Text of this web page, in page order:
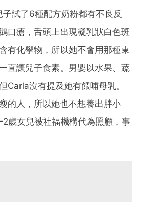
試了6種配方奶粉都有不良反
口瘡，舌頭上出現凝乳狀白色斑
有化學物，所以她不會用那種東
直讓兒子食素。男嬰以水果、蔬
Carla沒有提及她有餵哺母乳。
的人，所以她也不想養出胖小
歲女兒被社福機構代為照顧，事